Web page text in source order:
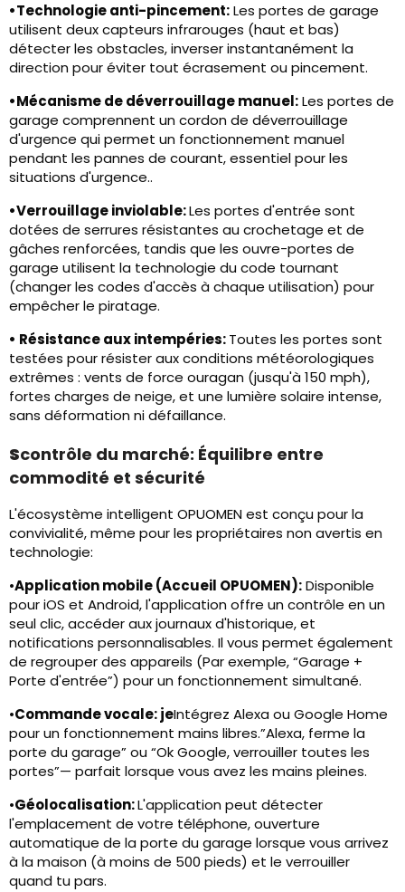
•Technologie anti-pincement:Les portes de garage
utilisent deux capteurs infrarouges (haut et bas)
détecter les obstacles, inverser instantanément la
direction pour éviter tout écrasement ou pincement.
•Mécanisme de déverrouillage manuel:Les portes de
garage comprennent un cordon de déverrouillage
d'urgence qui permet un fonctionnement manuel
pendant les pannes de courant, essentiel pour les
situations d'urgence..
•Verrouillage inviolable:Les portes d'entrée sont
dotées de serrures résistantes au crochetage et de
gâches renforcées, tandis que les ouvre-portes de
garage utilisent la technologie du code tournant
(changer les codes d'accès à chaque utilisation) pour
empêcher le piratage.
• Résistance aux intempéries:Toutes les portes sont
testées pour résister aux conditions météorologiques
extrêmes : vents de force ouragan (jusqu'à 150 mph),
fortes charges de neige, et une lumière solaire intense,
sans déformation ni défaillance.
Scontrôle du marché: Équilibre entre
commodité et sécurité
L'écosystème intelligent OPUOMEN est conçu pour la
convivialité, même pour les propriétaires non avertis en
technologie:
•Application mobile (Accueil OPUOMEN):Disponible
pour iOS et Android, l'application offre un contrôle en un
seul clic, accéder aux journaux d'historique, et
notifications personnalisables. Il vous permet également
de regrouper des appareils (Par exemple, “Garage +
Porte d'entrée”) pour un fonctionnement simultané.
•Commande vocale: jeIntégrez Alexa ou Google Home
pour un fonctionnement mains libres.”Alexa, ferme la
porte du garage” ou “Ok Google, verrouiller toutes les
portes”— parfait lorsque vous avez les mains pleines.
•Géolocalisation:L'application peut détecter
l'emplacement de votre téléphone, ouverture
automatique de la porte du garage lorsque vous arrivez
à la maison (à moins de 500 pieds) et le verrouiller
quand tu pars.